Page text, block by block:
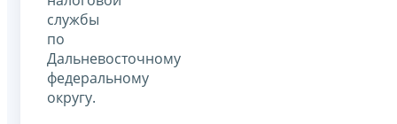
службы
по
Дальневосточному
федеральному
округу.